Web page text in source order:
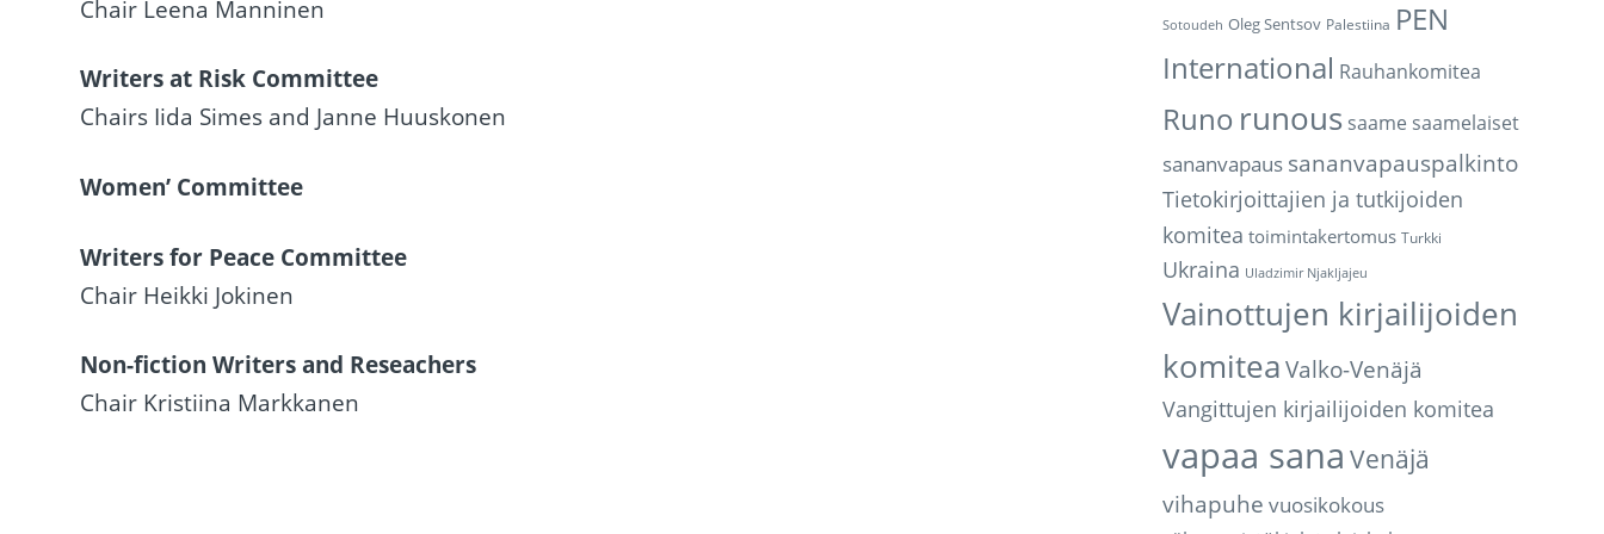
Chair Leena Manninen
Writers at Risk Committee
Chairs Iida Simes and Janne Huuskonen
Women’ Committee
Writers for Peace Committee
Chair Heikki Jokinen
Non-fiction Writers and Reseachers
Chair Kristiina Markkanen
Sotoudeh Oleg Sentsov Palestiina PEN
International Rauhankomitea
Runo runous saame saamelaiset
sananvapaus sananvapauspalkinto
Tietokirjoittajien ja tutkijoiden
komitea toimintakertomus Turkki
Ukraina Uladzimir Njakljajeu
Vainottujen kirjailijoiden
komitea Valko-Venäjä
Vangittujen kirjailijoiden komitea
vapaa sana Venäjä
vihapuhe vuosikokous